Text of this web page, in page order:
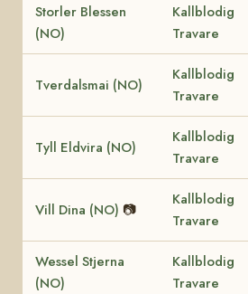
Storler Blessen
(NO)
Kallblodig
Travare
Tverdalsmai (NO)
Kallblodig
Travare
Tyll Eldvira (NO)
Kallblodig
Travare
Vill Dina (NO) 📷
Kallblodig
Travare
Wessel Stjerna
(NO)
Kallblodig
Travare